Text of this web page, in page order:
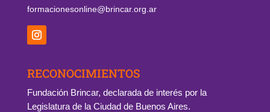
formacionesonline@brincar.org.ar
RECONOCIMIENTOS
Fundación Brincar, declarada de interés por la
Legislatura de la Ciudad de Buenos Aires.